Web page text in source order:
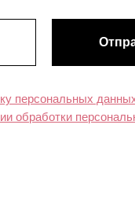
персональных
обработки